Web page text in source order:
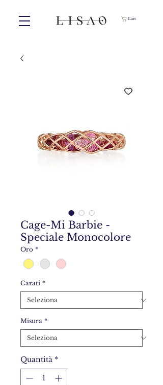
Cart
Cage-Mi Barbie -
Speciale Monocolore
Oro *
Carati *
Misura *
Quantità *